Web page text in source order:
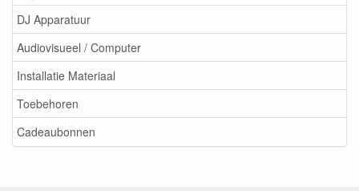
DJ Apparatuur
Audiovisueel / Computer
Installatie Materiaal
Toebehoren
Cadeaubonnen